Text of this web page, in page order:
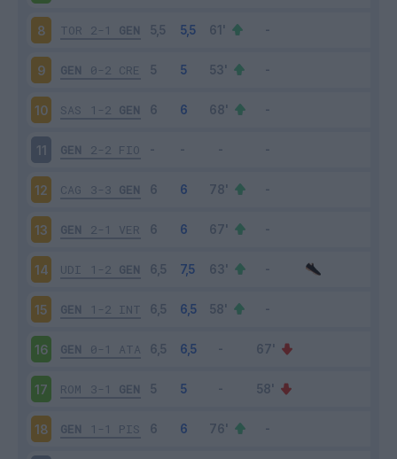
8 TOR 2-1 GEN
9 GEN 0-2 CRE
10 SAS 1-2 GEN
11 GEN 2-2 FIO
12 CAG 3-3 GEN
13 GEN 2-1 VER
14 UDI 1-2 GEN
15 GEN 1-2 INT
16 GEN 0-1 ATA
17 ROM 3-1 GEN
18 GEN 1-1 PIS